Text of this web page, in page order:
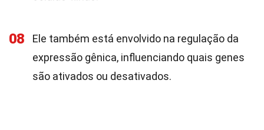
08
Ele também está envolvido na regulação da
expressão gênica, influenciando quais genes
são ativados ou desativados.